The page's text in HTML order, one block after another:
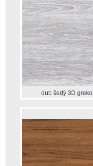
dub šedý 3D greko